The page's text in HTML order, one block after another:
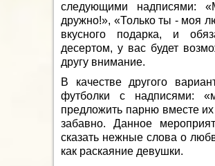
следующими надписями:
дружно!», «Только ты - моя
вкусного подарка, и
десертом, у вас будет
другу внимание.
В качестве другого
футболки с надписями:
предложить парню вместе
забавно. Данное
сказать нежные слова о
как раскаяние девушки.